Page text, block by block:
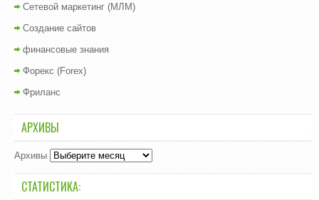
Сетевой маркетинг (МЛМ)
Создание сайтов
финансовые знания
Форекс (Forex)
Фриланс
АРХИВЫ
Архивы
СТАТИСТИКА: